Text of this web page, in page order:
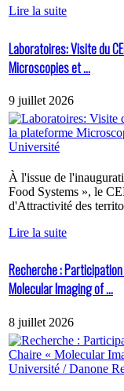
Lire la suite
Laboratoires: Visite du
Microscopies et ...
9 juillet 2026
À l'issue de
Food Systems », le
d'Attractivité des
Lire la suite
Recherche : Participation
Molecular Imaging of ...
8 juillet 2026